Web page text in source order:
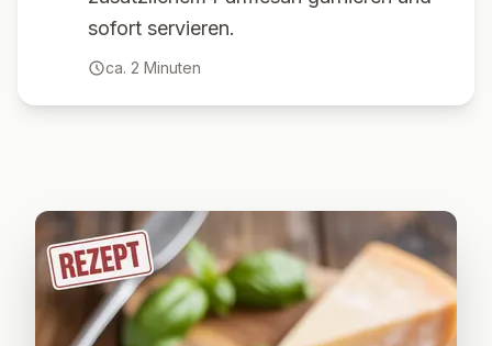
sofort servieren.
ca. 2 Minuten